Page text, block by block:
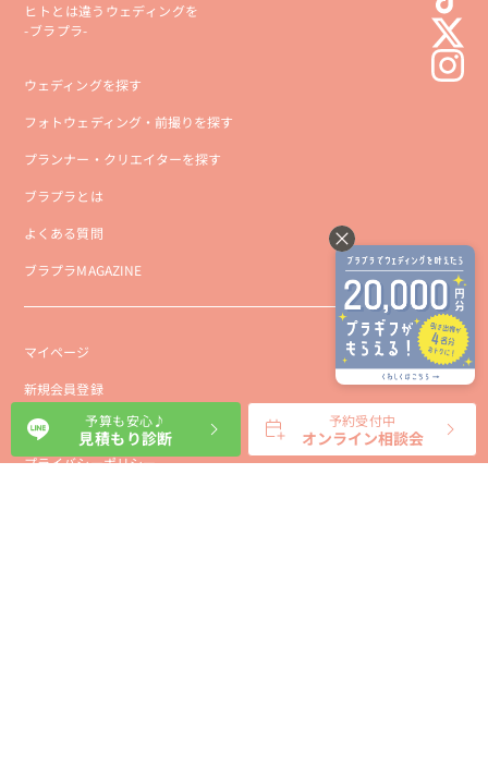
ヒトとは違うウェディングを
-ブラプラ-
ウェディングを探す
フォトウェディング・前撮りを探す
プランナー・クリエイターを探す
ブラプラとは
よくある質問
ブラプラMAGAZINE
マイページ
新規会員登録
会社概要
プライバシーポリシー
予算も安心♪
見積もり診断
予約受付中
オンライン相談会